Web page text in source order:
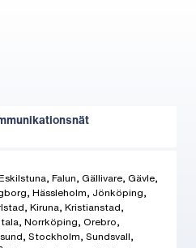
Falun, Gällivare, Gävle,
Hässleholm, Jönköping,
Kiruna, Kristianstad,
Norrköping, Orebro,
Stockholm, Sundsvall,